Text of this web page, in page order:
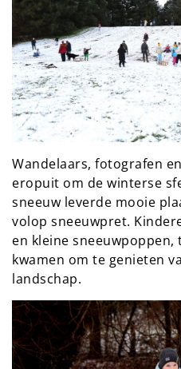
Wandelaars, fotografen
eropuit om de winterse
sneeuw leverde mooie
volop sneeuwpret.
en kleine
kwamen om te genieten
landschap.